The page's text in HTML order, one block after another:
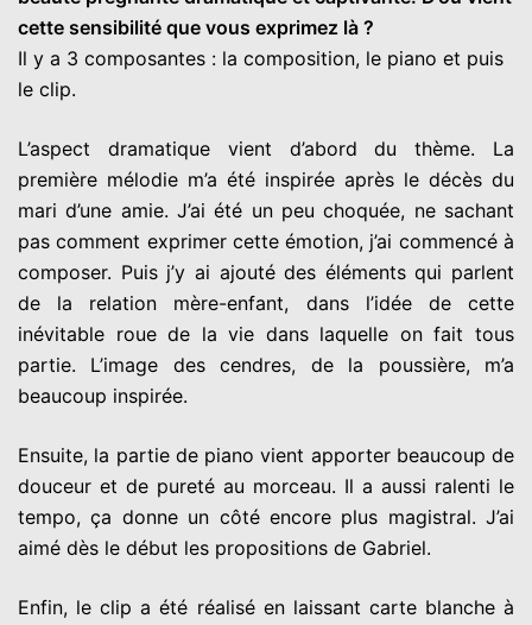
cette sensibilité que vous exprimez là ?
Il y a 3 composantes : la composition, le piano et puis
le clip.
L’aspect dramatique vient d’abord du thème. La
première mélodie m’a été inspirée après le décès du
mari d’une amie. J’ai été un peu choquée, ne sachant
pas comment exprimer cette émotion, j’ai commencé à
composer. Puis j’y ai ajouté des éléments qui parlent
de la relation mère-enfant, dans l’idée de cette
inévitable roue de la vie dans laquelle on fait tous
partie. L’image des cendres, de la poussière, m’a
beaucoup inspirée.
Ensuite, la partie de piano vient apporter beaucoup de
douceur et de pureté au morceau. Il a aussi ralenti le
tempo, ça donne un côté encore plus magistral. J’ai
aimé dès le début les propositions de Gabriel.
Enfin, le clip a été réalisé en laissant carte blanche à